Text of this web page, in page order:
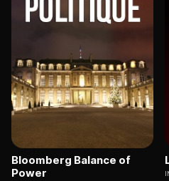
Bloomberg Balance of
Power